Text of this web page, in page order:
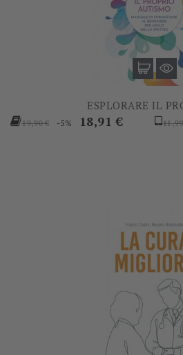
ESPLORARE IL
Prezzo
19,90 € -5% Prezzo
18,91 €